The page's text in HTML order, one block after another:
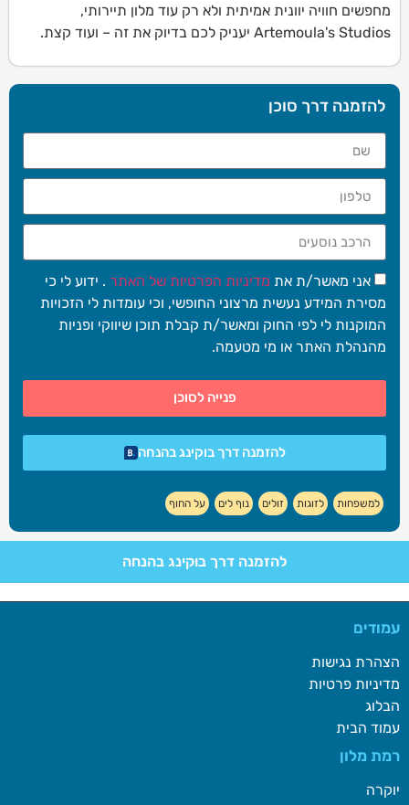
מחפשים חוויה יוונית אמיתית ולא רק עוד מלון תיירותי,
Artemoula's Studios יעניק לכם בדיוק את זה – ועוד קצת.
להזמנה דרך סוכן
אני מאשר/ת את מדיניות הפרטיות של האתר . ידוע לי כי
מסירת המידע נעשית מרצוני החופשי, וכי עומדות לי הזכויות
המוקנות לי לפי החוק ומאשר/ת קבלת תוכן שיווקי ופניות
מהנהלת האתר או מי מטעמה.
פנייה לסוכן
להזמנה דרך בוקינג בהנחה
למשפחות לזוגות זולים נוף לים על החוף
להזמנה דרך בוקינג בהנחה
עמודים
הצהרת נגישות
מדיניות פרטיות
הבלוג
עמוד הבית
רמת מלון
יוקרה